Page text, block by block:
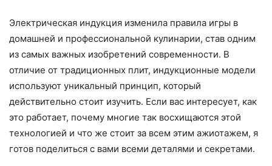
Электрическая индукция изменила правила игры в
домашней и профессиональной кулинарии, став одним
из самых важных изобретений современности. В
отличие от традиционных плит, индукционные модели
используют уникальный принцип, который
действительно стоит изучить. Если вас интересует, как
это работает, почему многие так восхищаются этой
технологией и что же стоит за всем этим ажиотажем, я
готов поделиться с вами всеми деталями и секретами.